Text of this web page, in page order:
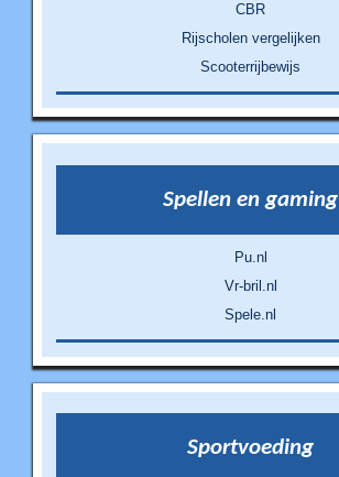
CBR
Rijscholen vergelijken
Scooterrijbewijs
Spellen en gaming
Pu.nl
Vr-bril.nl
Spele.nl
Sportvoeding